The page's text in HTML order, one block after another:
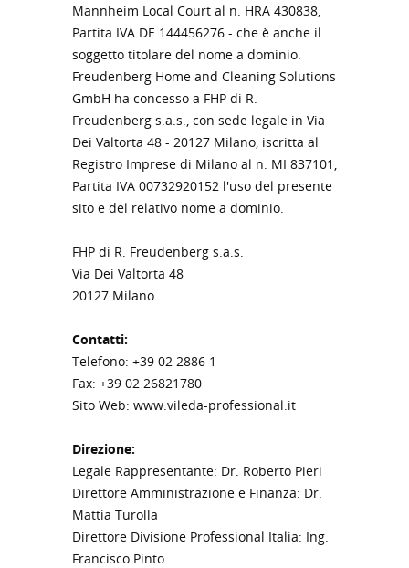
Mannheim Local Court al n. HRA 430838,
Partita IVA DE 144456276 - che è anche il
soggetto titolare del nome a dominio.
Freudenberg Home and Cleaning Solutions
GmbH ha concesso a FHP di R.
Freudenberg s.a.s., con sede legale in Via
Dei Valtorta 48 - 20127 Milano, iscritta al
Registro Imprese di Milano al n. MI 837101,
Partita IVA 00732920152 l'uso del presente
sito e del relativo nome a dominio.
FHP di R. Freudenberg s.a.s.
Via Dei Valtorta 48
20127 Milano
Contatti:
Telefono: +39 02 2886 1
Fax: +39 02 26821780
Sito Web: www.vileda-professional.it
Direzione:
Legale Rappresentante: Dr. Roberto Pieri
Direttore Amministrazione e Finanza: Dr.
Mattia Turolla
Direttore Divisione Professional Italia: Ing.
Francisco Pinto